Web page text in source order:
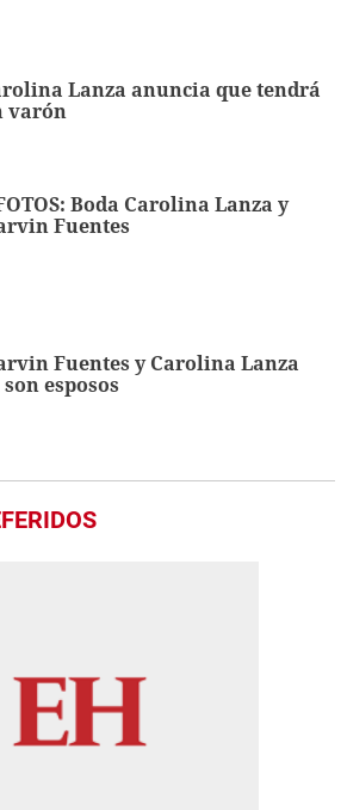
Lanza anuncia que tendrá
varón
Boda Carolina Lanza y
Fuentes
Fuentes y Carolina Lanza
esposos